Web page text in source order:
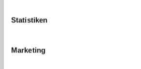
Statistiken
Marketing
VERWANDTE NEWS